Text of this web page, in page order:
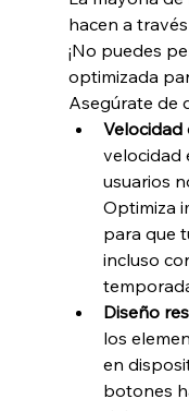
hacen a
¡No puedes
optimizada
Asegúrate de
Velocidad
velocidad
usuarios
Optimiza
para que
incluso
Diseño
los
en
botones